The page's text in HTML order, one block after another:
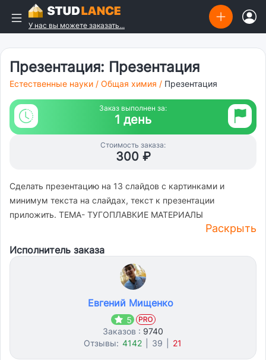
У нас вы можете заказать...
Презентация: Презентация
Естественные науки / Общая химия / Презентация
Заказ выполнен за:
1 день
Стоимость заказа:
300 ₽
Сделать презентацию на 13 слайдов с картинками и
минимум текста на слайдах, текст к презентации
приложить. ТЕМА- ТУГОПЛАВКИЕ МАТЕРИАЛЫ
Раскрыть
Исполнитель заказа
Евгений Мищенко
5
Заказов : 9740
Отзывы: 4142 39 21